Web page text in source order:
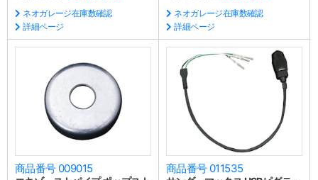
ネオガレージ在庫数確認
詳細ページ
ネオガレージ在庫数確認
詳細ページ
商品番号 009015 商品番号 011535